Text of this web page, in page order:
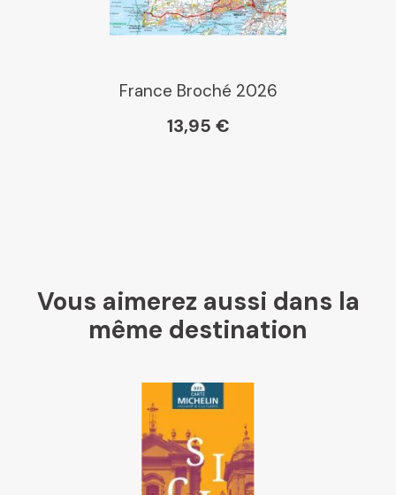
France Broché 2026
13,95 €
Vous aimerez aussi dans la
même destination